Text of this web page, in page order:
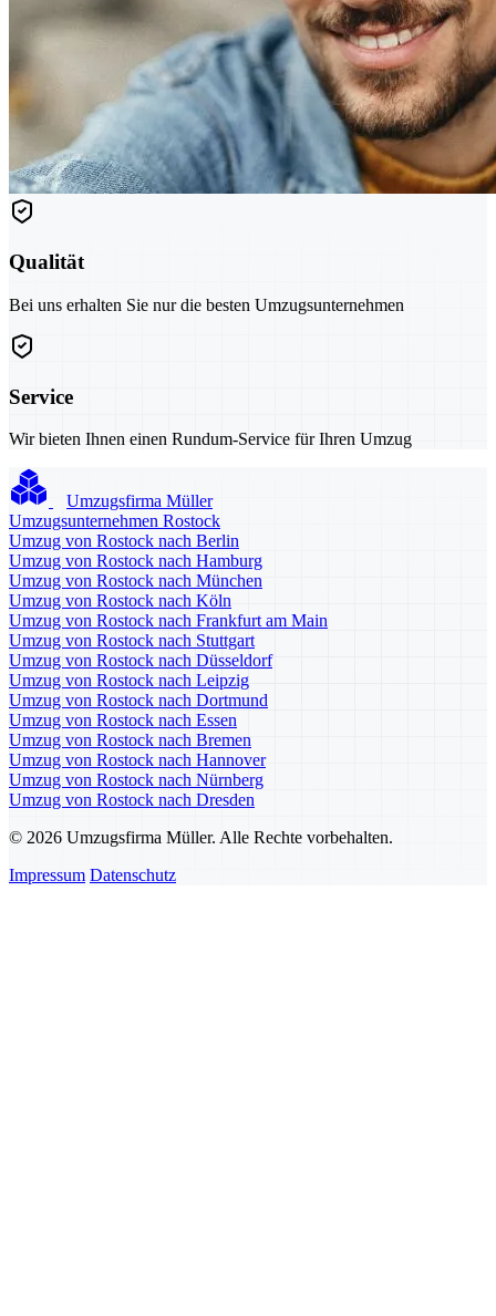
Qualität
Bei uns erhalten Sie nur die besten Umzugsunternehmen
Service
Wir bieten Ihnen einen Rundum-Service für Ihren Umzug
Umzugsfirma Müller
Umzugsunternehmen Rostock
Umzug von Rostock nach Berlin
Umzug von Rostock nach Hamburg
Umzug von Rostock nach München
Umzug von Rostock nach Köln
Umzug von Rostock nach Frankfurt am Main
Umzug von Rostock nach Stuttgart
Umzug von Rostock nach Düsseldorf
Umzug von Rostock nach Leipzig
Umzug von Rostock nach Dortmund
Umzug von Rostock nach Essen
Umzug von Rostock nach Bremen
Umzug von Rostock nach Hannover
Umzug von Rostock nach Nürnberg
Umzug von Rostock nach Dresden
© 2026 Umzugsfirma Müller. Alle Rechte vorbehalten.
Impressum Datenschutz